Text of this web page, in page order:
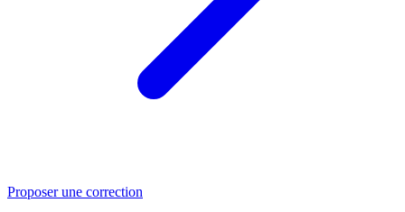
Proposer une correction